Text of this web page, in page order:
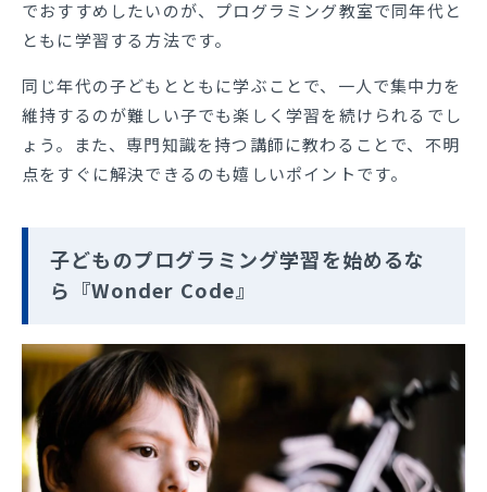
でおすすめしたいのが、プログラミング教室で同年代と
ともに学習する方法です。
同じ年代の子どもとともに学ぶことで、一人で集中力を
維持するのが難しい子でも楽しく学習を続けられるでし
ょう。また、専門知識を持つ講師に教わることで、不明
点をすぐに解決できるのも嬉しいポイントです。
子どものプログラミング学習を始めるな
ら『Wonder Code』